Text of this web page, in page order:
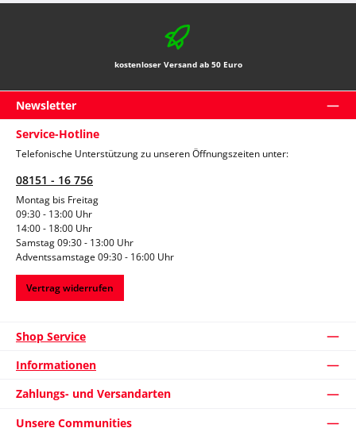
kostenloser Versand ab 50 Euro
Newsletter
Service-Hotline
Telefonische Unterstützung zu unseren Öffnungszeiten unter:
08151 - 16 756
Montag bis Freitag
09:30 - 13:00 Uhr
14:00 - 18:00 Uhr
Samstag 09:30 - 13:00 Uhr
Adventssamstage 09:30 - 16:00 Uhr
Vertrag widerrufen
Shop Service
Informationen
Zahlungs- und Versandarten
Unsere Communities